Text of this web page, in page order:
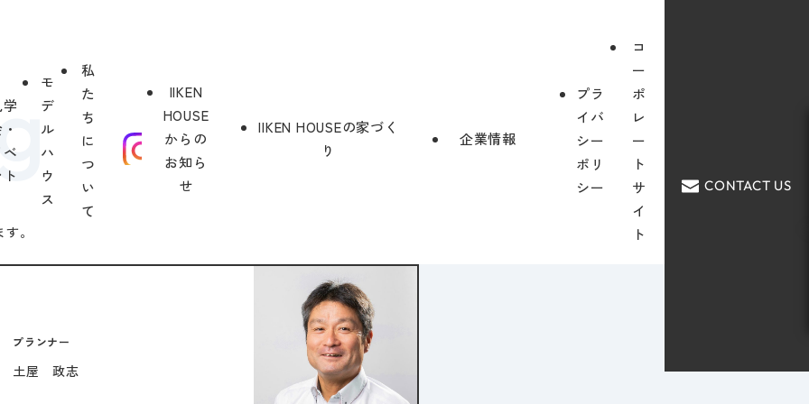
モ
デ
ル
ハ
ウ
ス
私
た
ち
に
つ
い
て
IIKEN
HOUSE
からの
お知ら
せ
IIKEN HOUSEの家づく
り
企業情報
プラ
イバ
シー
ポリ
シー
コ
ー
ポ
レ
ー
ト
サ
イ
ト
CONTACT US
。
プランナー
土屋 政志